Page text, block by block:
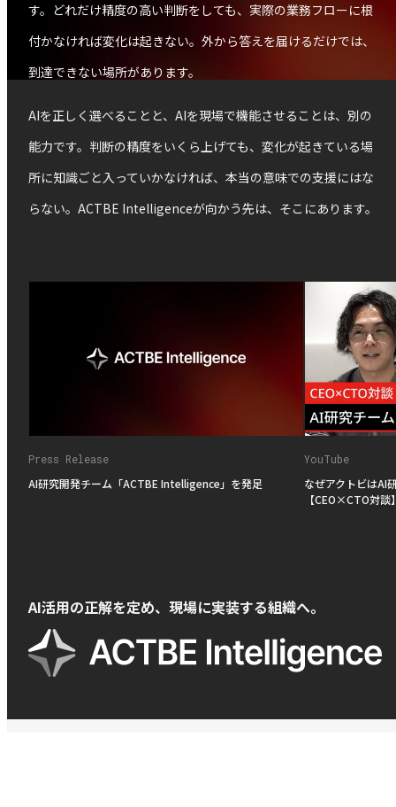
す。どれだけ精度の高い判断をしても、実際の業務フローに根
付かなければ変化は起きない。外から答えを届けるだけでは、
到達できない場所があります。
AIを正しく選べることと、AIを現場で機能させることは、別の
能力です。判断の精度をいくら上げても、変化が起きている場
所に知識ごと入っていかなければ、本当の意味での支援にはな
らない。ACTBE Intelligenceが向かう先は、そこにあります。
Press Release
AI研究開発チーム「ACTBE Intelligence」を発足
YouTube
なぜアクトビはAI
【CEO×CTO対談
AI活用の正解を定め、現場に実装する組織へ。